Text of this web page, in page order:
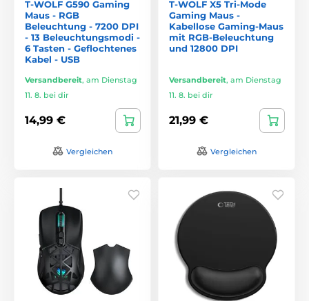
T-WOLF G590 Gaming
Maus - RGB
Beleuchtung - 7200 DPI
- 13 Beleuchtungsmodi -
6 Tasten - Geflochtenes
Kabel - USB
Versandbereit, am Dienstag
11. 8. bei dir
14,99 €
Vergleichen
T-WOLF X5 Tri-Mode
Gaming Maus -
Kabellose Gaming-Maus
mit RGB-Beleuchtung
und 12800 DPI
Versandbereit, am Dienstag
11. 8. bei dir
21,99 €
Vergleichen